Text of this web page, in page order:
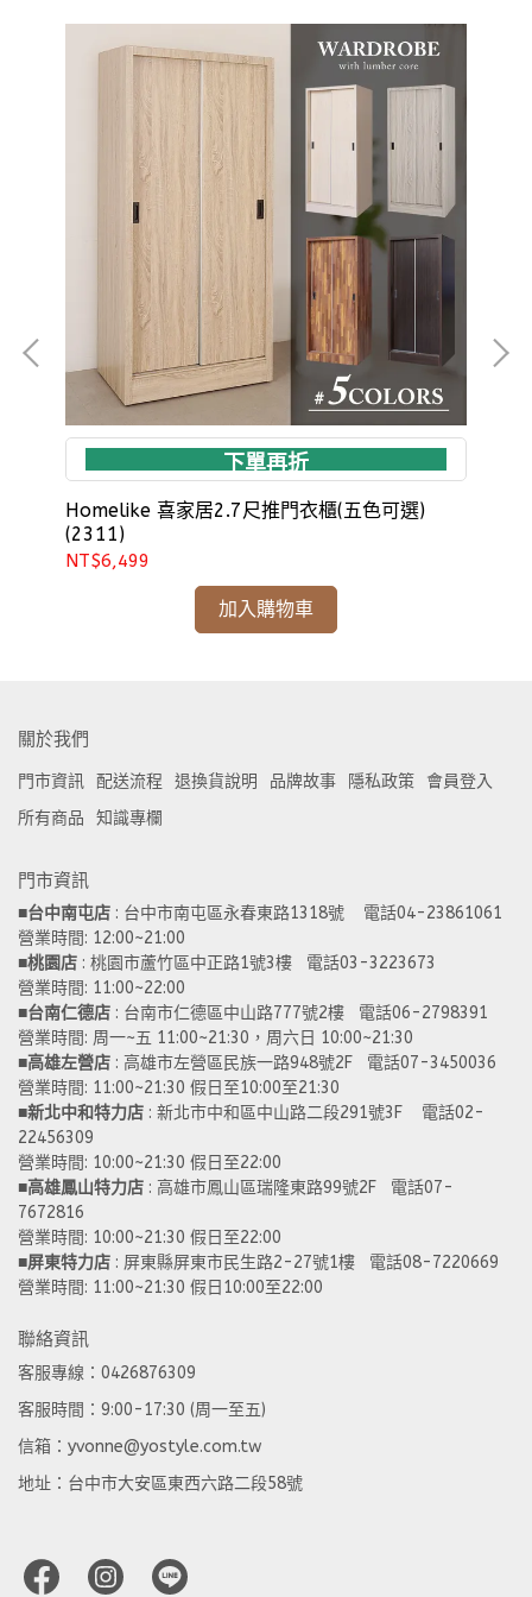
下單再折
Homelike 喜家居2.7尺推門衣櫃(五色可選)
(2311)
NT$6,499
加入購物車
關於我們
門市資訊 配送流程 退換貨說明 品牌故事 隱私政策
會員登入
所有商品
知識專欄
門市資訊
■台中南屯店 : 台中市南屯區永春東路1318號    電話04-23861061
營業時間: 12:00~21:00
■桃園店 : 桃園市蘆竹區中正路1號3樓   電話03-3223673
營業時間: 11:00~22:00
■台南仁德店 : 台南市仁德區中山路777號2樓   電話06-2798391
營業時間: 周一~五 11:00~21:30，周六日 10:00~21:30
■高雄左營店 : 高雄市左營區民族一路948號2F   電話07-3450036
營業時間: 11:00~21:30 假日至10:00至21:30
■新北中和特力店 : 新北市中和區中山路二段291號3F    電話02-
22456309
營業時間: 10:00~21:30 假日至22:00
■高雄鳳山特力店 : 高雄市鳳山區瑞隆東路99號2F   電話07-
7672816
營業時間: 10:00~21:30 假日至22:00
■屏東特力店 : 屏東縣屏東市民生路2-27號1樓   電話08-7220669
營業時間: 11:00~21:30 假日10:00至22:00
聯絡資訊
客服專線：0426876309
客服時間：9:00-17:30 (周一至五)
信箱：yvonne@yostyle.com.tw
地址：台中市大安區東西六路二段58號